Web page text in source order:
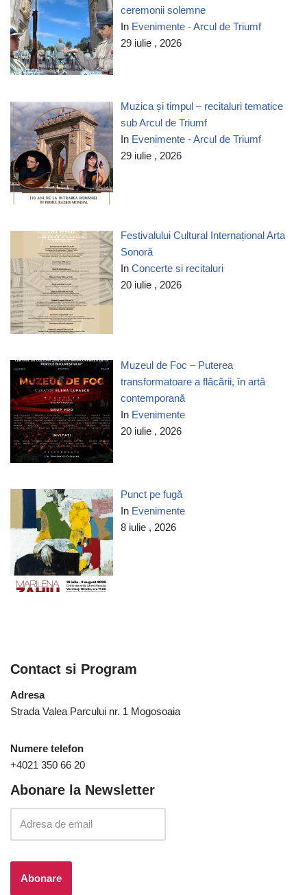
ceremonii solemne
In Evenimente - Arcul de Triumf
29 iulie , 2026
Muzica și timpul – recitaluri tematice
sub Arcul de Triumf
In Evenimente - Arcul de Triumf
29 iulie , 2026
Festivalului Cultural Internațional Arta
Sonoră
InConcerte si recitaluri
20 iulie , 2026
Muzeul de Foc – Puterea
transformatoare a flăcării, în artă
contemporană
In Evenimente
20 iulie , 2026
Punct pe fugă
In Evenimente
8 iulie , 2026
Contact si Program
Adresa
Strada Valea Parcului nr. 1 Mogosoaia
Numere telefon
+4021 350 66 20
Abonare la Newsletter